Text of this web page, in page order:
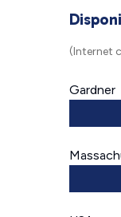
(Internet
Gardner